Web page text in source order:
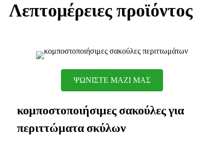
Λεπτομέρειες προϊόντος
ΨΩΝΙΣΤΕ ΜΑΖΙ ΜΑΣ
κομποστοποιήσιμες σακούλες για
περιττώματα σκύλων